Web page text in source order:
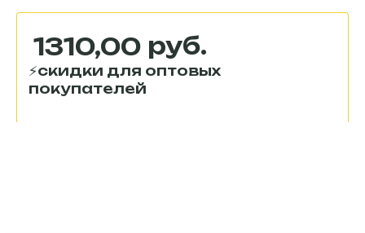
1310,00 руб.